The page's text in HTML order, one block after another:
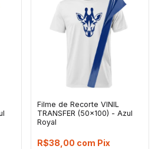
Filme de Recorte VINIL
TRANSFER (50x100) - Azul
Royal
R$38,00 com Pix